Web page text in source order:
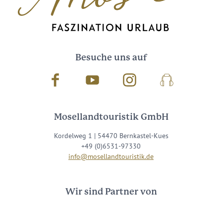
Besuche uns auf
Facebook Youtube InstagramPodcast
Mosellandtouristik GmbH
Kordelweg 1 | 54470 Bernkastel-Kues
+49 (0)6531-97330
info@mosellandtouristik.de
Wir sind Partner von